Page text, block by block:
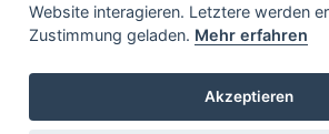
TV
Website interagieren. Letztere werden
Zustimmung geladen. Mehr erfahren
Akzeptieren